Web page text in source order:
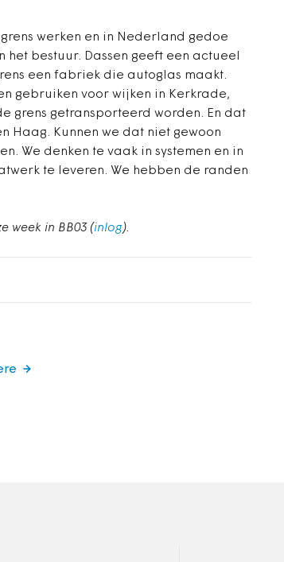
werken en in Nederland gedoe
bestuur. Dassen geeft een actueel
een fabriek die autoglas maakt.
gebruiken voor wijken in Kerkrade,
grens getransporteerd worden. En dat
Haag. Kunnen we dat niet gewoon
We denken te vaak in systemen en in
te leveren. We hebben de randen
week in BB03 (inlog).